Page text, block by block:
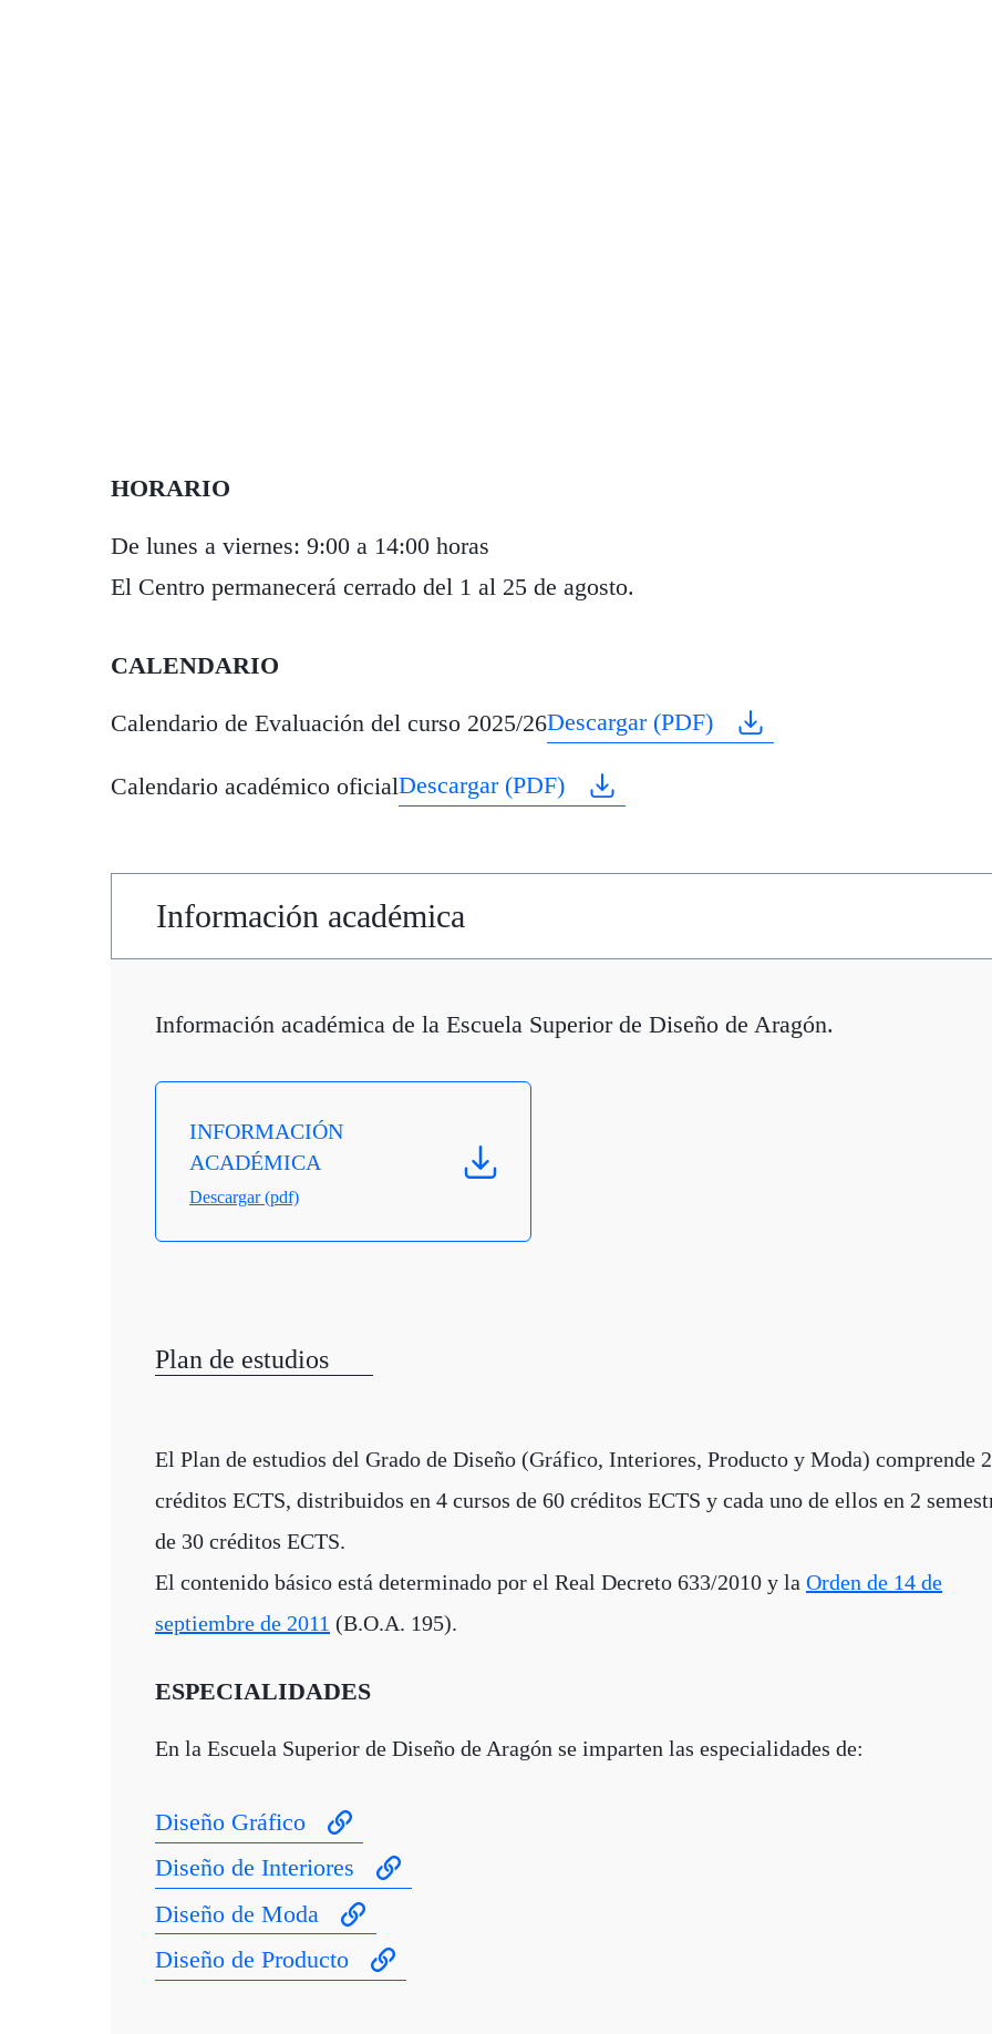
HORARIO
De lunes a viernes: 9:00 a 14:00 horas
El Centro permanecerá cerrado del 1 al 25 de agosto.
CALENDARIO
Calendario de Evaluación del curso 2025/26Descargar (PDF)
Calendario académico oficialDescargar (PDF)
Información académica
Información académica de la Escuela Superior de Diseño de Aragón.
INFORMACIÓN
ACADÉMICA
Descargar (pdf)
Plan de estudios
El Plan de estudios del Grado de Diseño (Gráfico, Interiores, Producto y Moda) comprende
créditos ECTS, distribuidos en 4 cursos de 60 créditos ECTS y cada uno de ellos en 2
de 30 créditos ECTS.
El contenido básico está determinado por el Real Decreto 633/2010 y la Orden de 14 de
septiembre de 2011 (B.O.A. 195).
ESPECIALIDADES
En la Escuela Superior de Diseño de Aragón se imparten las especialidades de:
Diseño Gráfico
Diseño de Interiores
Diseño de Moda
Diseño de Producto